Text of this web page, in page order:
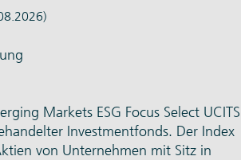
Markets ESG Focus Select UCITS
Investmentfonds. Der Index
von Unternehmen mit Sitz in